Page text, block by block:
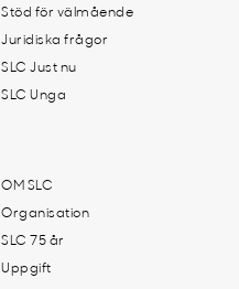
Stöd för välmående
Juridiska frågor
SLC Just nu
SLC Unga
OM SLC
Organisation
SLC 75 år
Uppgift